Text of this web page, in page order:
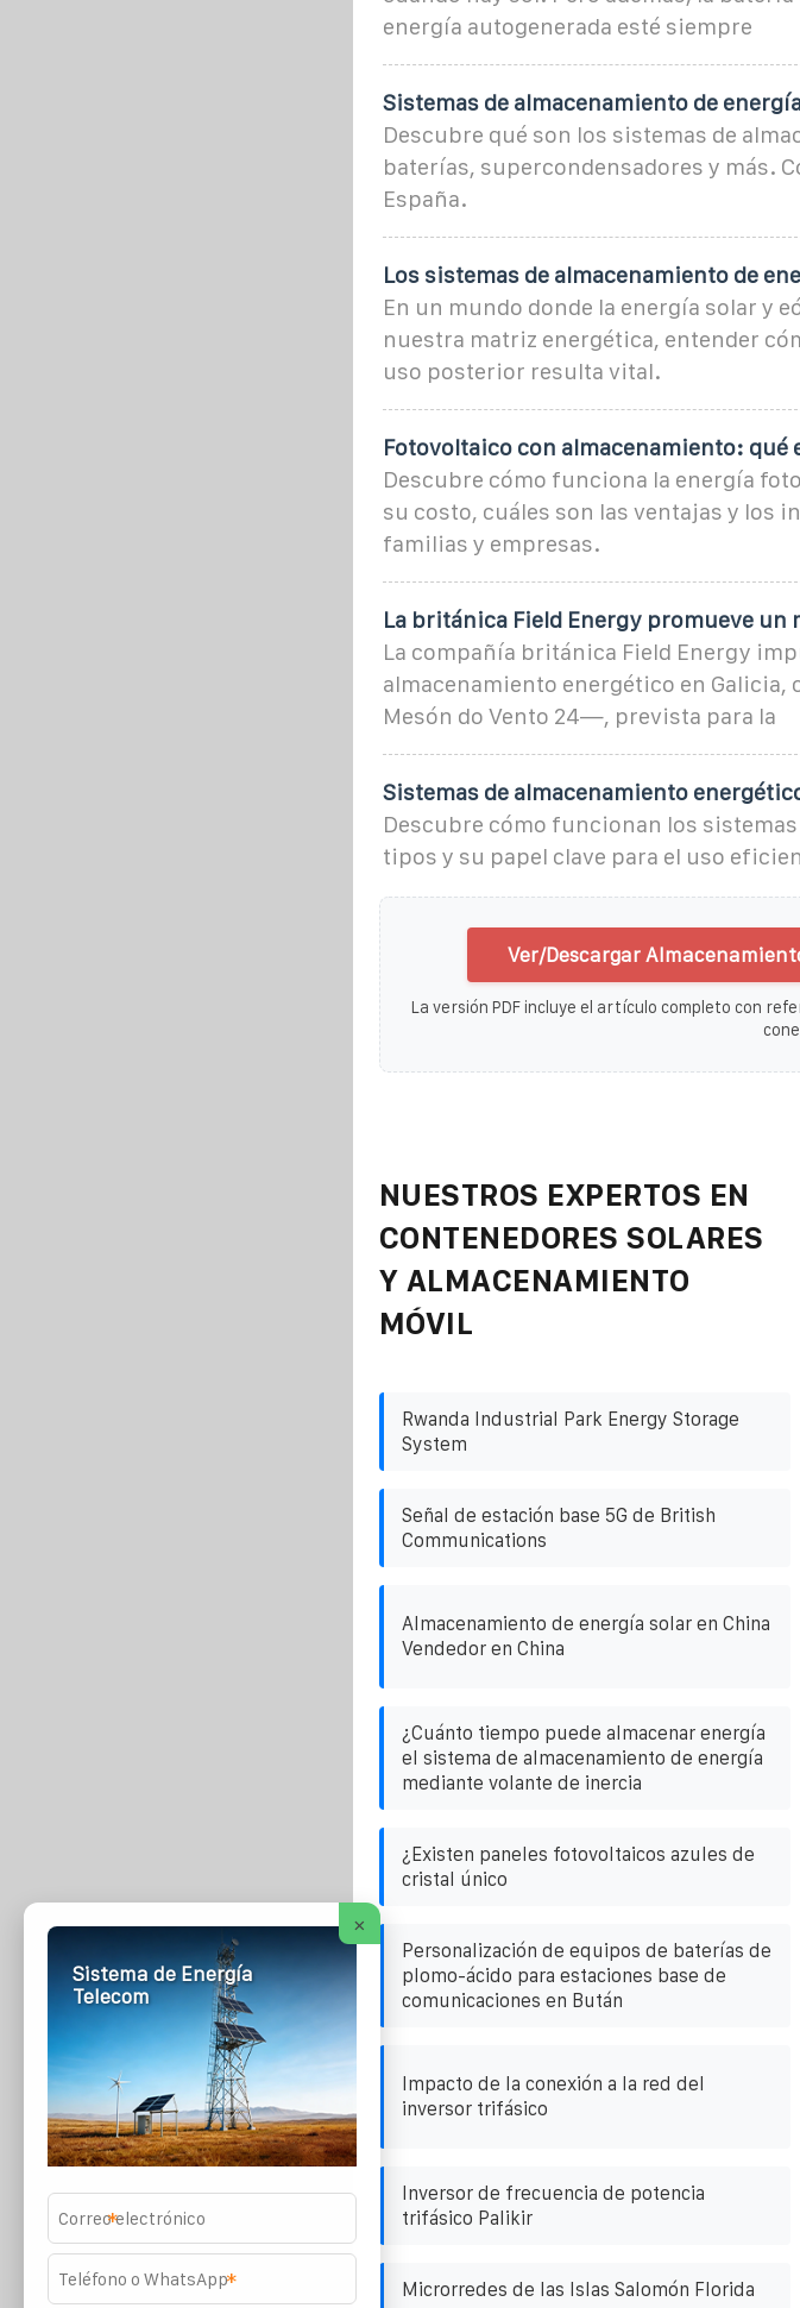
energía autogenerada esté siempre
Sistemas de almacenamiento de
Descubre qué son los sistemas de
baterías, supercondensadores y más.
España.
Los sistemas de almacenamiento de
En un mundo donde la energía solar y
nuestra matriz energética, entender
uso posterior resulta vital.
Fotovoltaico con almacenamiento: qué
Descubre cómo funciona la energía
su costo, cuáles son las ventajas y los
familias y empresas.
La británica Field Energy promueve un
La compañía británica Field Energy
almacenamiento energético en
Mesón do Vento 24—, prevista para la
Sistemas de almacenamiento
Descubre cómo funcionan los
tipos y su papel clave para el uso
Ver/Descargar
La versión PDF incluye el artículo completo con
NUESTROS EXPERTOS EN
CONTENEDORES SOLARES
Y ALMACENAMIENTO
MÓVIL
Rwanda Industrial Park Energy Storage
System
Señal de estación base 5G de British
Communications
Almacenamiento de energía solar en China
Vendedor en China
¿Cuánto tiempo puede almacenar energía
el sistema de almacenamiento de energía
mediante volante de inercia
¿Existen paneles fotovoltaicos azules de
cristal único
Personalización de equipos de baterías de
plomo-ácido para estaciones base de
comunicaciones en Bután
Impacto de la conexión a la red del
inversor trifásico
Inversor de frecuencia de potencia
trifásico Palikir
Microrredes de las Islas Salomón Florida
×
Sistema de Energía
Telecom
*
*